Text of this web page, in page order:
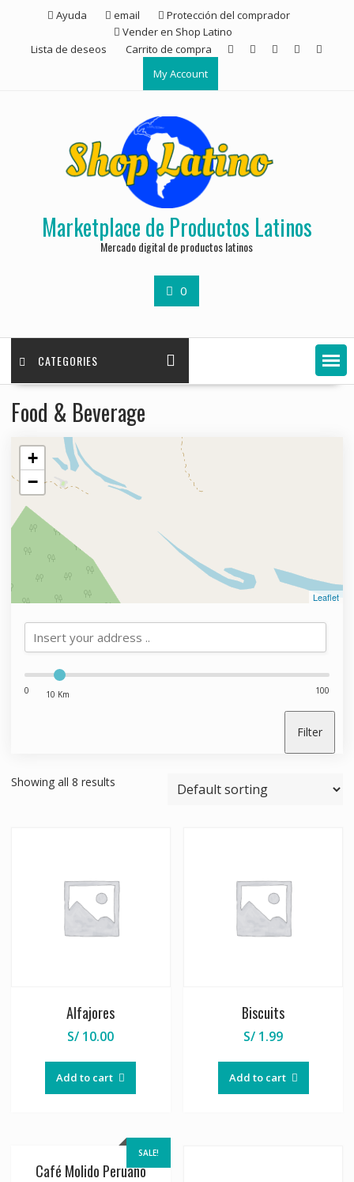
Ayuda email
Protección del comprador
Vender en Shop Latino
Lista de deseos
Carrito de compra
My Account
Marketplace de Productos Latinos
Mercado digital de productos latinos
0
CATEGORIES
Food & Beverage
+
−
Leaflet
0 10 Km 100
Filter
Showing all 8 results
Alfajores
S/ 10.00
Add to cart
Biscuits
S/ 1.99
Add to cart
SALE!
Café Molido Peruano